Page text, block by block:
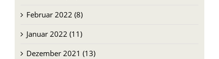
Januar 2022 (11)
Dezember 2021 (13)
November 2021 (10)